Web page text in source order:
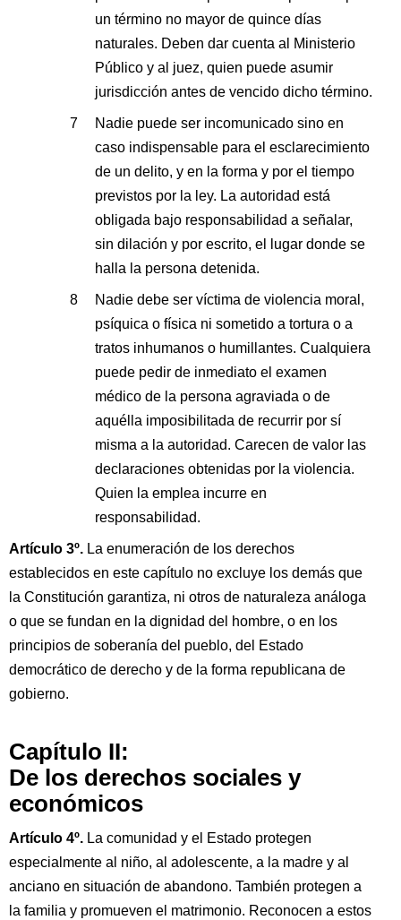
un término no mayor de quince días
naturales. Deben dar cuenta al Ministerio
Público y al juez, quien puede asumir
jurisdicción antes de vencido dicho término.
Nadie puede ser incomunicado sino en
caso indispensable para el esclarecimiento
de un delito, y en la forma y por el tiempo
previstos por la ley. La autoridad está
obligada bajo responsabilidad a señalar,
sin dilación y por escrito, el lugar donde se
halla la persona detenida.
Nadie debe ser víctima de violencia moral,
psíquica o física ni sometido a tortura o a
tratos inhumanos o humillantes. Cualquiera
puede pedir de inmediato el examen
médico de la persona agraviada o de
aquélla imposibilitada de recurrir por sí
misma a la autoridad. Carecen de valor las
declaraciones obtenidas por la violencia.
Quien la emplea incurre en
responsabilidad.
Artículo 3º. La enumeración de los derechos
establecidos en este capítulo no excluye los demás que
la Constitución garantiza, ni otros de naturaleza análoga
o que se fundan en la dignidad del hombre, o en los
principios de soberanía del pueblo, del Estado
democrático de derecho y de la forma republicana de
gobierno.
Capítulo II:
De los derechos sociales y
económicos
Artículo 4º. La comunidad y el Estado protegen
especialmente al niño, al adolescente, a la madre y al
anciano en situación de abandono. También protegen a
la familia y promueven el matrimonio. Reconocen a estos